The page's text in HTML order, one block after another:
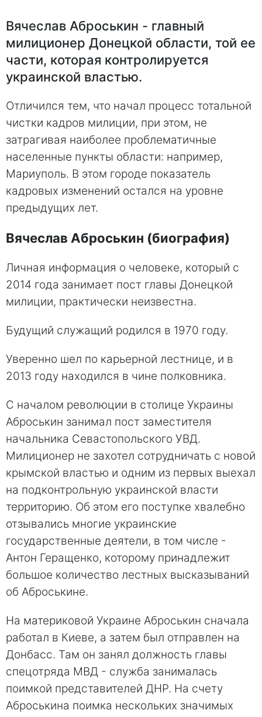
Вячеслав Аброськин - главный
милиционер Донецкой области, той ее
части, которая контролируется
украинской властью.
Отличился тем, что начал процесс тотальной
чистки кадров милиции, при этом, не
затрагивая наиболее проблематичные
населенные пункты области: например,
Мариуполь. В этом городе показатель
кадровых изменений остался на уровне
предыдущих лет.
Вячеслав Аброськин (биография)
Личная информация о человеке, который с
2014 года занимает пост главы Донецкой
милиции, практически неизвестна.
Будущий служащий родился в 1970 году.
Уверенно шел по карьерной лестнице, и в
2013 году находился в чине полковника.
С началом революции в столице Украины
Аброськин занимал пост заместителя
начальника Севастопольского УВД.
Милиционер не захотел сотрудничать с новой
крымской властью и одним из первых выехал
на подконтрольную украинской власти
территорию. Об этом его поступке хвалебно
отзывались многие украинские
государственные деятели, в том числе -
Антон Геращенко, которому принадлежит
большое количество лестных высказываний
об Аброськине.
На материковой Украине Аброськин сначала
работал в Киеве, а затем был отправлен на
Донбасс. Там он занял должность главы
спецотряда МВД - служба занималась
поимкой представителей ДНР. На счету
Аброськина поимка нескольких значимых